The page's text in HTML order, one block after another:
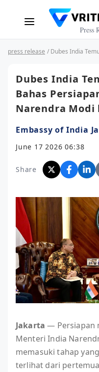
Press
press release
Dubes India
Bahas
Narendra Modi
Embassy of India
June 17 2026 06:38
Share
Jakarta— Persiapan
Menteri India
memasuki tahap
terlihat dari